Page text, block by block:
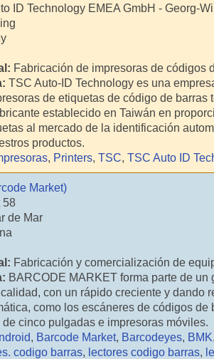
ID Technology EMEA GmbH - Georg-
Fabricación de impresoras de códigos
TSC Auto-ID Technology es una
de etiquetas de código de barras
establecido en Taiwán en
al mercado de la identificación
productos.
, Printers, TSC, TSC Auto ID
Market)
58
de Mar
Fabricación y comercialización de
BARCODE MARKET forma parte de
con un rápido creciente y dando
como los escáneres de códigos de
cinco pulgadas e impresoras móviles.
, Barcode Market, Barcodeyes, BMK
codigo barras, lectores codigo barras,